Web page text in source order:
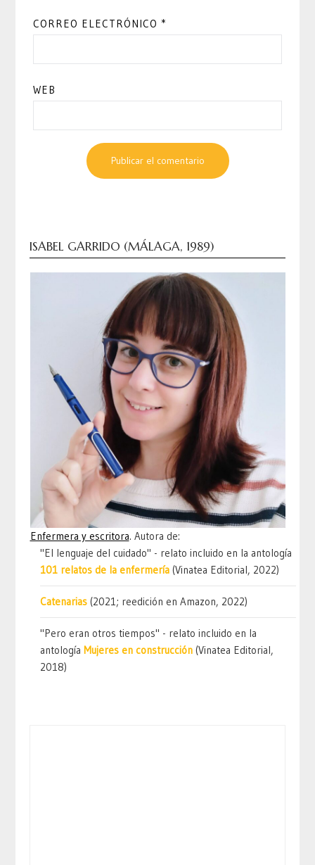
CORREO ELECTRÓNICO *
WEB
ISABEL GARRIDO (MÁLAGA, 1989)
Enfermera y escritora. Autora de:
"El lenguaje del cuidado" - relato incluido en la antología
101 relatos de la enfermería (Vinatea Editorial, 2022)
Catenarias (2021; reedición en Amazon, 2022)
"Pero eran otros tiempos" - relato incluido en la
antología Mujeres en construcción (Vinatea Editorial,
2018)